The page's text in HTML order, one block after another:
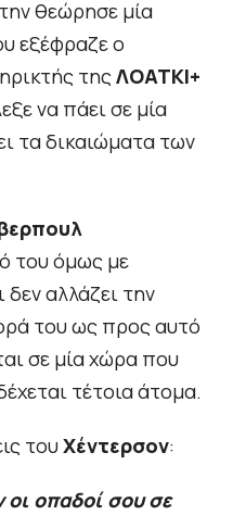
θεώρησε μία
εξέφραζε ο
τηςΛΟΑΤΚΙ+
να πάει σε μία
τα δικαιώματα των
του όμως με
δεν αλλάζει την
του ως προς αυτό
σε μία χώρα που
τέτοια άτομα.
τουΧέντερσον:
οι οπαδοί σου σε